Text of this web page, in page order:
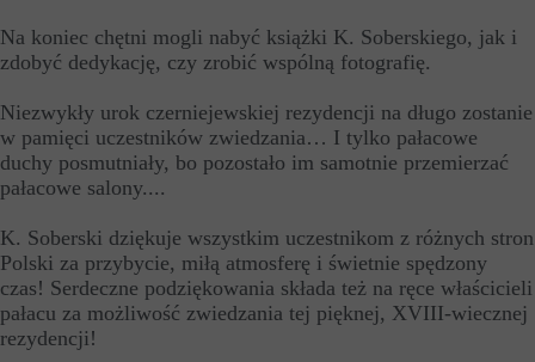
Na koniec chętni mogli nabyć książki K. Soberskiego, jak i
zdobyć dedykację, czy zrobić wspólną fotografię.
Niezwykły urok czerniejewskiej rezydencji na długo zostanie
w pamięci uczestników zwiedzania… I tylko pałacowe
duchy posmutniały, bo pozostało im samotnie przemierzać
pałacowe salony....
K. Soberski dziękuje wszystkim uczestnikom z różnych stron
Polski za przybycie, miłą atmosferę i świetnie spędzony
czas! Serdeczne podziękowania składa też na ręce właścicieli
pałacu za możliwość zwiedzania tej pięknej, XVIII-wiecznej
rezydencji!